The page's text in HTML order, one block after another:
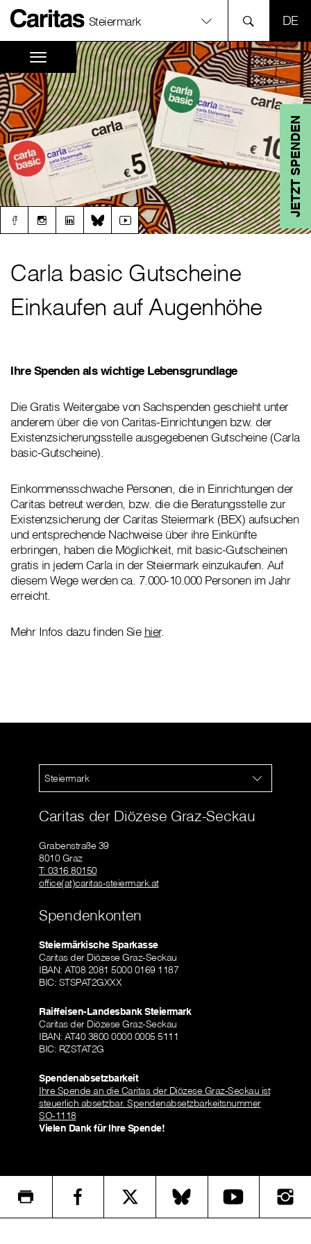
Steiermark
JETZT SPENDEN
Carla basic Gutscheine
Einkaufen auf Augenhöhe
Ihre Spenden als wichtige Lebensgrundlage
Die Gratis Weitergabe von Sachspenden geschieht unter
anderem über die von Caritas-Einrichtungen bzw. der
Existenzsicherungsstelle ausgegebenen Gutscheine (Carla
basic-Gutscheine).
Einkommensschwache Personen, die in Einrichtungen der
Caritas betreut werden, bzw. die die Beratungsstelle zur
Existenzsicherung der Caritas Steiermark (BEX) aufsuchen
und entsprechende Nachweise über ihre Einkünfte
erbringen, haben die Möglichkeit, mit basic-Gutscheinen
gratis in jedem Carla in der Steiermark einzukaufen. Auf
diesem Wege werden ca. 7.000-10.000 Personen im Jahr
erreicht.
Mehr Infos dazu finden Sie hier.
Steiermark
Caritas der Diözese Graz-Seckau
Grabenstraße 39
8010 Graz
T: 0316 80150
office(at)caritas-steiermark.at
Spendenkonten
Steiermärkische Sparkasse
Caritas der Diözese Graz-Seckau
IBAN: AT08 2081 5000 0169 1187
BIC: STSPAT2GXXX
Raiffeisen-Landesbank Steiermark
Caritas der Diözese Graz-Seckau
IBAN: AT40 3800 0000 0005 5111
BIC: RZSTAT2G
Spendenabsetzbarkeit
Ihre Spende an die Caritas der Diözese Graz-Seckau ist
steuerlich absetzbar. Spendenabsetzbarkeitsnummer
SO-1118
Vielen Dank für Ihre Spende!